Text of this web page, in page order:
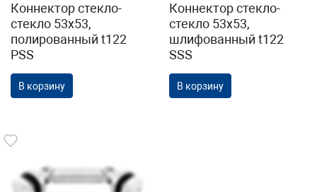
Коннектор стекло-
стекло 53х53,
полированный t122
PSS
В корзину
Коннектор стекло-
стекло 53х53,
шлифованный t122
SSS
В корзину